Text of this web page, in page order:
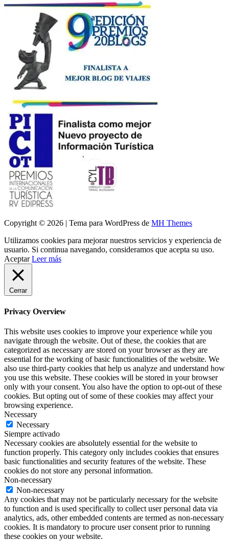
Copyright © 2026 | Tema para WordPress de MH Themes
Utilizamos cookies para mejorar nuestros servicios y experiencia de
usuario. Si continua navegando, consideramos que acepta su uso.
Aceptar Leer más
Cerrar
Privacy Overview
This website uses cookies to improve your experience while you
navigate through the website. Out of these, the cookies that are
categorized as necessary are stored on your browser as they are
essential for the working of basic functionalities of the website. We
also use third-party cookies that help us analyze and understand how
you use this website. These cookies will be stored in your browser
only with your consent. You also have the option to opt-out of these
cookies. But opting out of some of these cookies may affect your
browsing experience.
Necessary
Necessary
Siempre activado
Necessary cookies are absolutely essential for the website to
function properly. This category only includes cookies that ensures
basic functionalities and security features of the website. These
cookies do not store any personal information.
Non-necessary
Non-necessary
Any cookies that may not be particularly necessary for the website
to function and is used specifically to collect user personal data via
analytics, ads, other embedded contents are termed as non-necessary
cookies. It is mandatory to procure user consent prior to running
these cookies on your website.